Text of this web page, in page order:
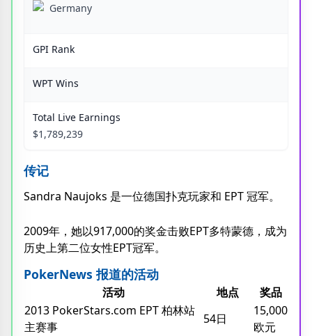
Germany
GPI Rank
WPT Wins
Total Live Earnings
$1,789,239
传记
Sandra Naujoks 是一位德国扑克玩家和 EPT 冠军。
2009年，她以917,000的奖金击败EPT多特蒙德，成为
历史上第二位女性EPT冠军。
PokerNews 报道的活动
活动 地点
奖品
2013 PokerStars.com EPT 柏林站
主赛事
54日
15,000
欧元